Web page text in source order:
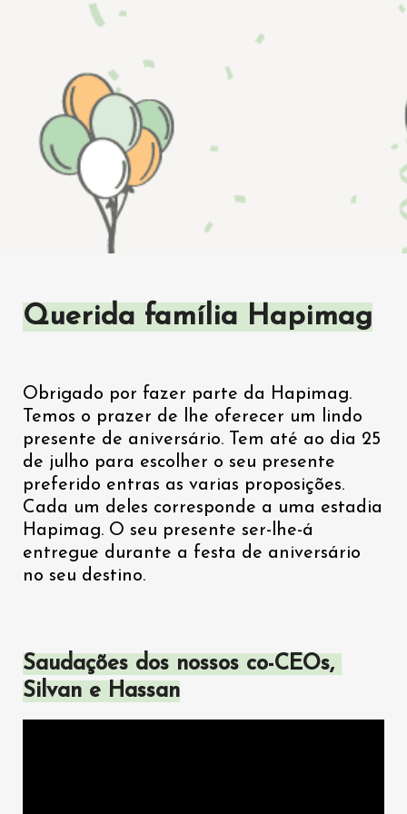
Querida família Hapimag
Obrigado por fazer parte da Hapimag.
Temos o prazer de lhe oferecer um lindo
presente de aniversário. Tem até ao dia 25
de julho para escolher o seu presente
preferido entras as varias proposições.
Cada um deles corresponde a uma estadia
Hapimag. O seu presente ser-lhe-á
entregue durante a festa de aniversário
no seu destino.
Saudações dos nossos co-CEOs,
Silvan e Hassan